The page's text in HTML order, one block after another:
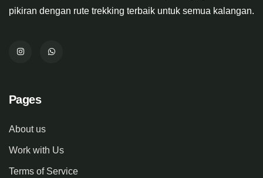
pikiran dengan rute trekking terbaik untuk semua kalangan.
Pages
About us
Work with Us
Terms of Service